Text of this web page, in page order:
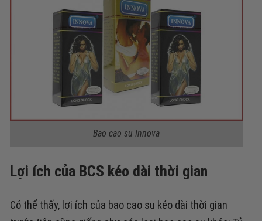
Bao cao su Innova
Lợi ích của BCS kéo dài thời gian
Có thể thấy, lợi ích của bao cao su kéo dài thời gian